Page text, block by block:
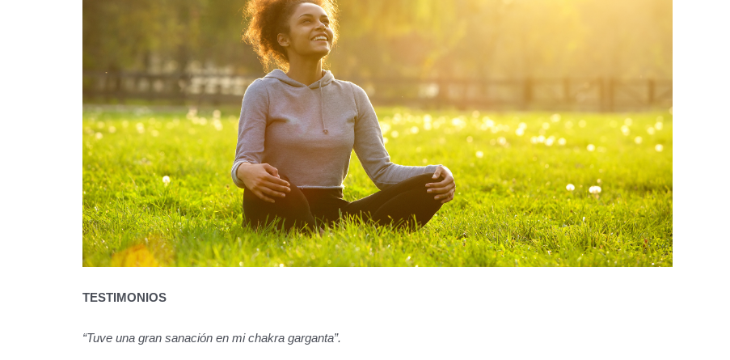
TESTIMONIOS
“Tuve una gran sanación en mi chakra garganta”.